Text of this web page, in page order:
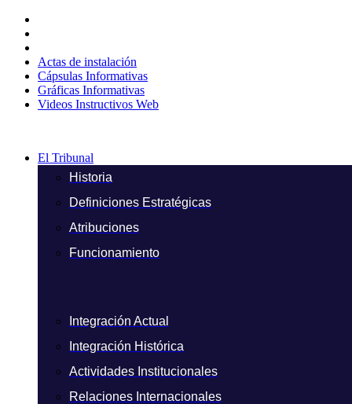
contenido
Actas de instalación
Cápsulas Informativas
Gráficas Informativas
Videos Instructivos Web
El Tribunal
Historia
Definiciones Estratégicas
Atribuciones
Funcionamiento
Integración Actual
Integración Histórica
Actividades Institucionales
Relaciones Internacionales